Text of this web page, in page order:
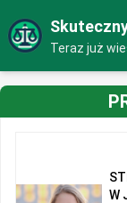
Teraz już
W